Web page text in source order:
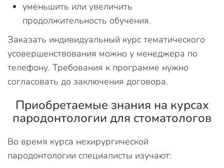
уменьшить или увеличить
продолжительность обучения.
Заказать индивидуальный курс тематического
усовершенствования можно у менеджера по
телефону. Требования к программе нужно
согласовать до заключения договора.
Приобретаемые знания на курсах
пародонтологии для стоматологов
Во время курса нехирургической
пародонтологии специалисты изучают: